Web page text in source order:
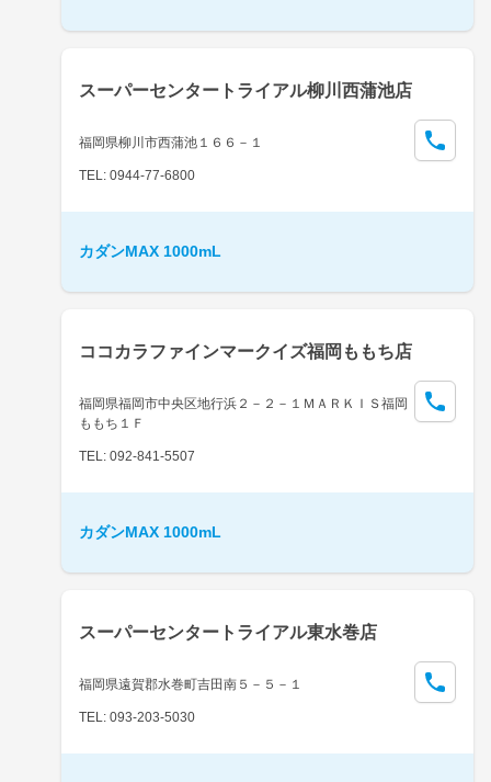
スーパーセンタートライアル柳川西蒲池店
福岡県柳川市西蒲池１６６－１
TEL: 0944-77-6800
カダンMAX 1000mL
ココカラファインマークイズ福岡ももち店
福岡県福岡市中央区地行浜２－２－１ＭＡＲＫＩＳ福岡
ももち１Ｆ
TEL: 092-841-5507
カダンMAX 1000mL
スーパーセンタートライアル東水巻店
福岡県遠賀郡水巻町吉田南５－５－１
TEL: 093-203-5030